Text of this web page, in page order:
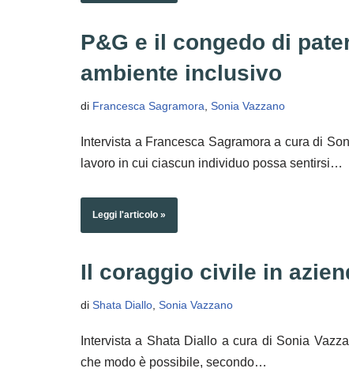
P&G e il congedo di
ambiente inclusivo
di Francesca Sagramora Sonia Vazzano
Intervista a Francesca Sagramora a cura di
lavoro in cui ciascun individuo possa sentirsi…
Leggi l'articolo »
Il coraggio civile in
di Shata Diallo Sonia Vazzano
Intervista a Shata Diallo a cura di Sonia
che modo è possibile, secondo…